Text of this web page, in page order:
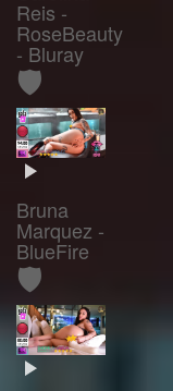
Reis -
RoseBeauty
- Bluray
🛡️
Bruna
Marquez -
BlueFire
🛡️